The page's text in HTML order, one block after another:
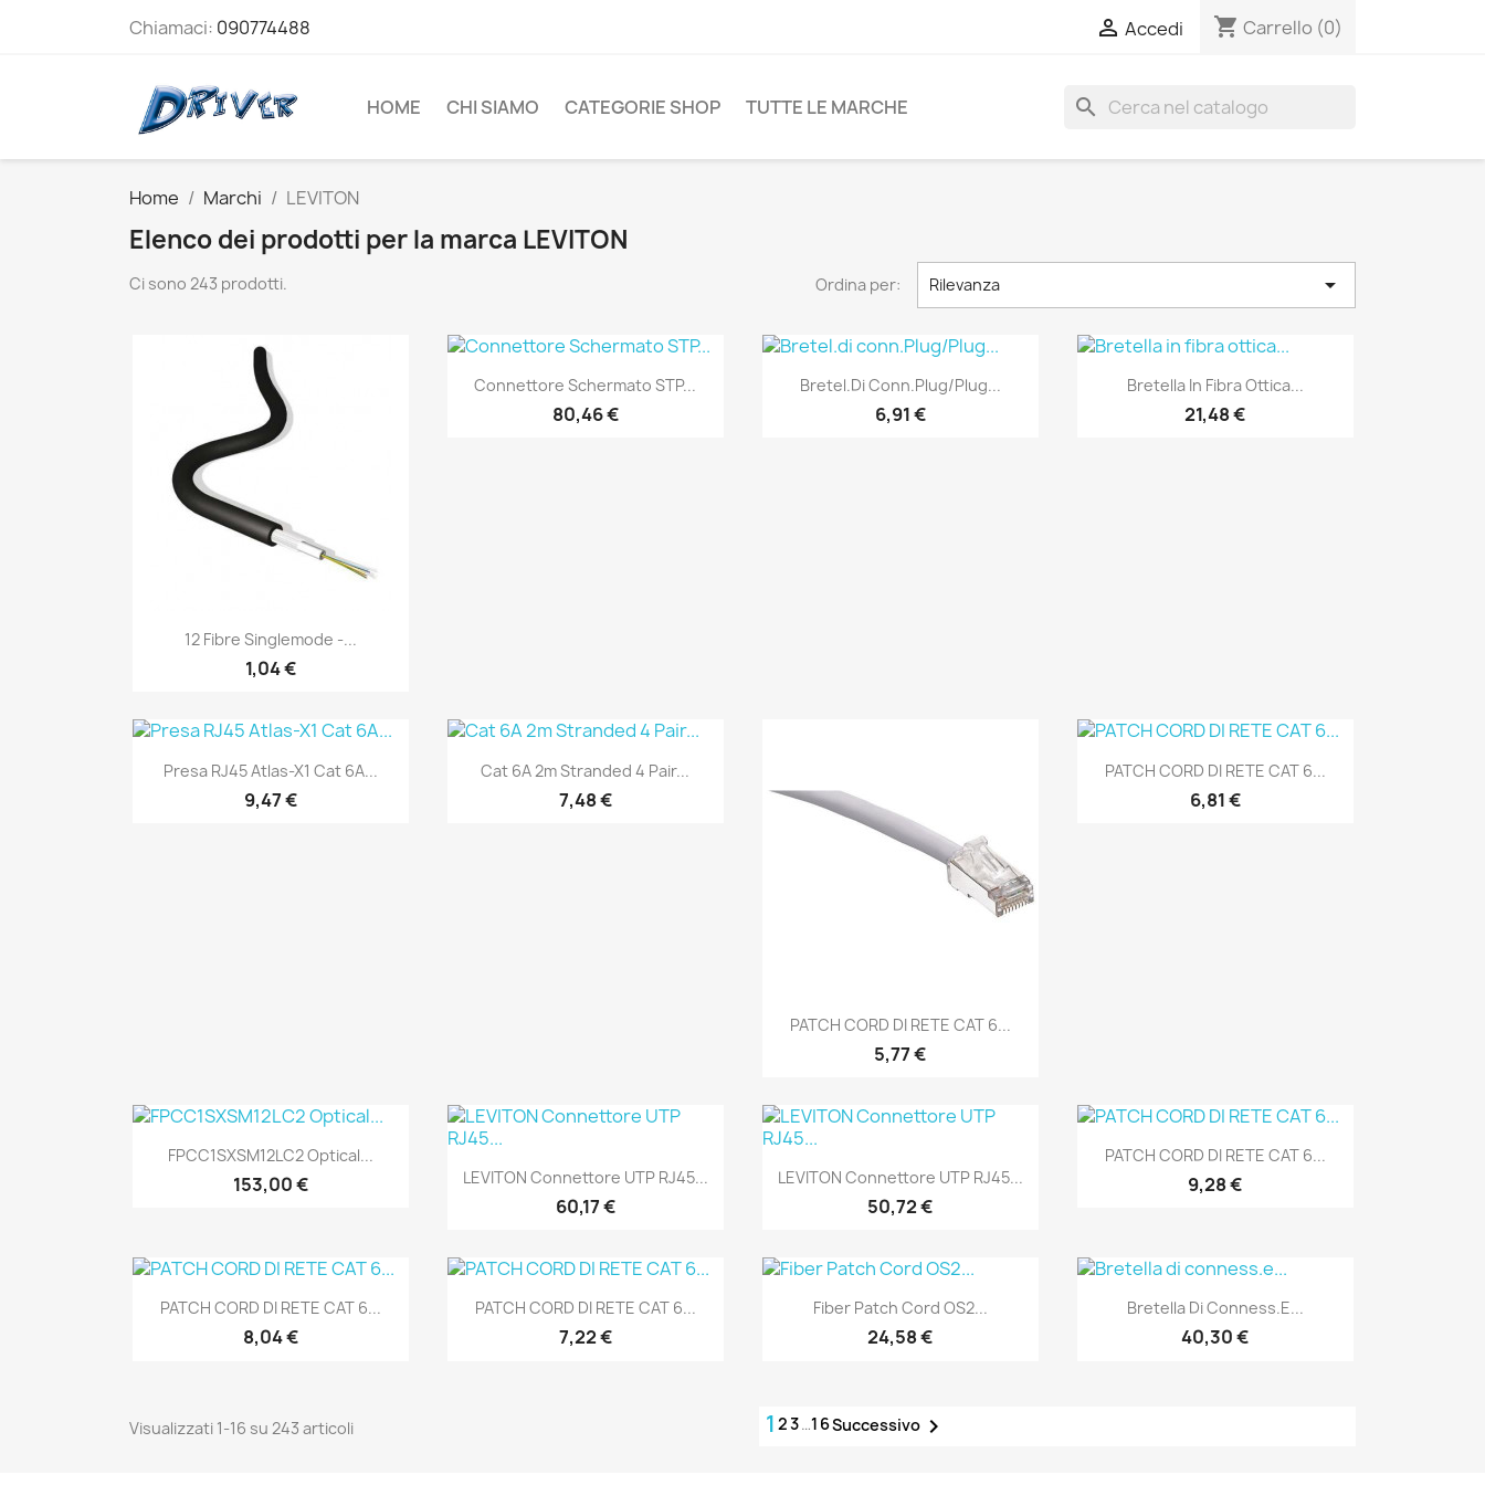
Chiamaci: 090774488  Accedi shopping_cart Carrello (0)
HOME CHI SIAMO CATEGORIE SHOP TUTTE LE MARCHE search
Home Marchi LEVITON
Elenco dei prodotti per la marca LEVITON
Ci sono 243 prodotti. Ordina per: Rilevanza 
Anteprima
12 Fibre Singlemode -...
1,04 €
Anteprima
Connettore Schermato STP...
80,46 €
Anteprima
Bretel.di Conn.Plug/Plug...
6,91 €
Anteprima
Bretella In Fibra Ottica...
21,48 €
Anteprima
Presa RJ45 Atlas-X1 Cat 6A...
9,47 €
Anteprima
Cat 6A 2m Stranded 4 Pair...
7,48 €
Anteprima
PATCH CORD DI RETE CAT 6...
5,77 €
Anteprima
PATCH CORD DI RETE CAT 6...
6,81 €
Anteprima
FPCC1SXSM12LC2 Optical...
153,00 € Anteprima
LEVITON Connettore UTP RJ45...
60,17 €
Anteprima
LEVITON Connettore UTP RJ45...
50,72 €
Anteprima
PATCH CORD DI RETE CAT 6...
9,28 €
Anteprima
PATCH CORD DI RETE CAT 6...
8,04 €
Anteprima
PATCH CORD DI RETE CAT 6...
7,22 €
Anteprima
Fiber Patch Cord OS2...
24,58 €
Anteprima
Bretella Di Conness.e...
40,30 €
Visualizzati 1-16 su 243 articoli 1 23…16Successivo